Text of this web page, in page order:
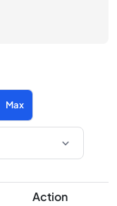
Max
Action